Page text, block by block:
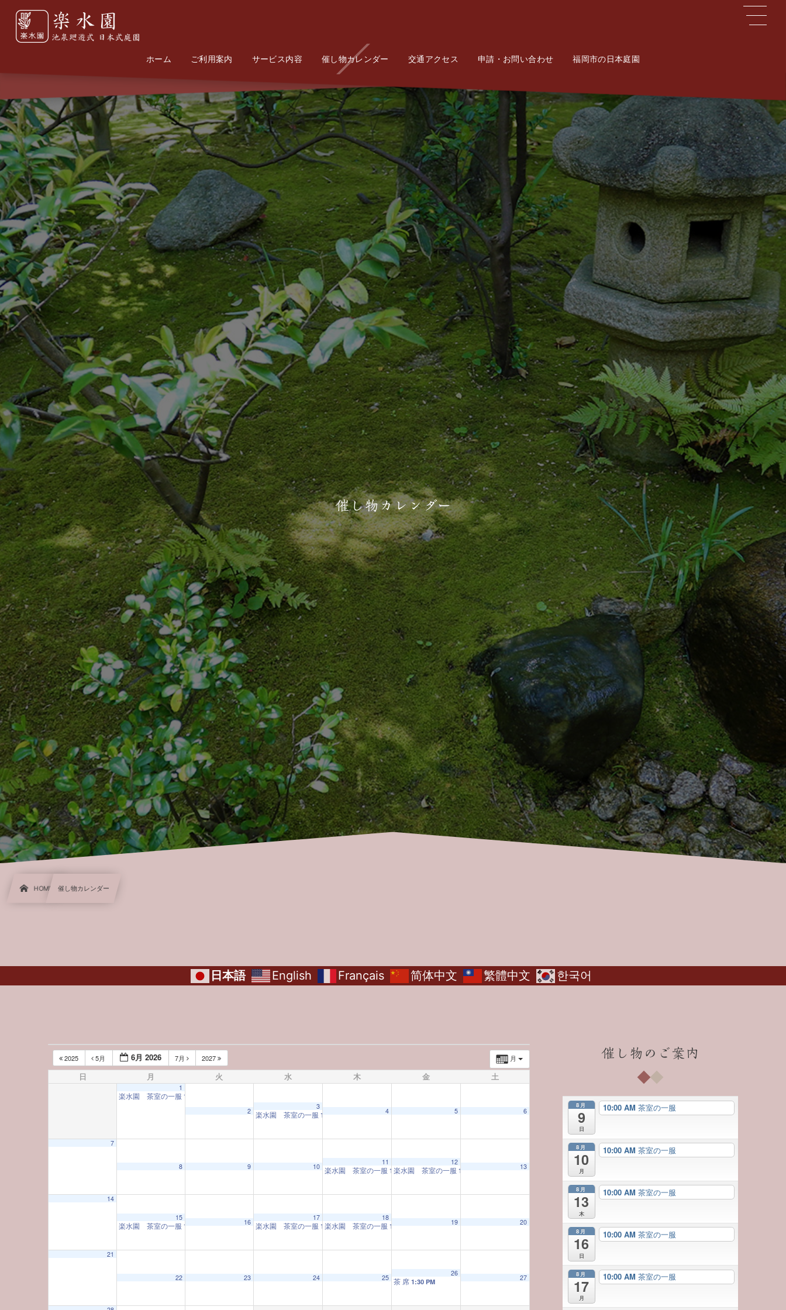
ホーム
Home ご利用案内
Information サービス内容
Service 催し物カレンダー
Event 交通アクセス
Access 申請・お問い合わせ
Contact 福岡市の日本庭園
Potal
催し物カレンダー
HOME 催し物カレンダー
日本語 English Français 简体中文 繁體中文 한국어
月
2025 5月 6月 2026 7月 2027
日 月 火 水 木 金 土
1
楽水園 茶室の一服 10:00 AM
2
3
楽水園 茶室の一服 10:00 AM 4 5 6
7
8 9 10
11
楽水園 茶室の一服 10:00 AM
12
楽水園 茶室の一服 10:00 AM 13
14
15
楽水園 茶室の一服 10:00 AM 16
17
楽水園 茶室の一服 10:00 AM
18
楽水園 茶室の一服 10:00 AM 19 20
21
22 23 24 25
26
茶 席 1:30 PM 27
催し物のご案内
8月
9
日
10:00 AM 茶室の一服
8月
10
月
10:00 AM 茶室の一服
8月
13
木
10:00 AM 茶室の一服
8月
16
日
10:00 AM 茶室の一服
8月
17
月
10:00 AM 茶室の一服